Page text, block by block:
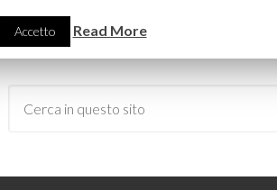
Accetto Read More